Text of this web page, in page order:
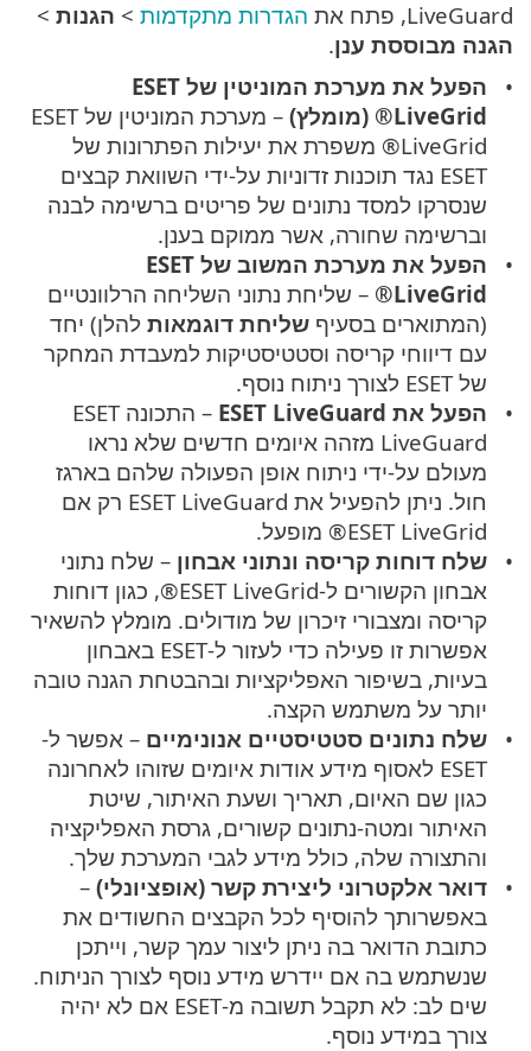
LiveGuard, פתח את הגדרות מתקדמות > הגנות >
הגנה מבוססת ענן.
הפעל את מערכת המוניטין של ESET
LiveGrid® (מומלץ)
– מערכת המוניטין של ESET
LiveGrid® משפרת את יעילות הפתרונות של
ESET נגד תוכנות זדוניות על-ידי השוואת קבצים
שנסרקו למסד נתונים של פריטים ברשימה לבנה
וברשימה שחורה, אשר ממוקם בענן.
הפעל את מערכת המשוב של ESET
LiveGrid®
– שליחת נתוני השליחה הרלוונטיים
(המתוארים בסעיףשליחת דוגמאות להלן) יחד
עם דיווחי קריסה וסטטיסטיקות למעבדת המחקר
של ESET לצורך ניתוח נוסף.
הפעל את ESET LiveGuard
– התכונה ESET
LiveGuard מזהה איומים חדשים שלא נראו
מעולם על-ידי ניתוח אופן הפעולה שלהם בארגז
חול. ניתן להפעיל את ESET LiveGuard רק אם
ESET LiveGrid® מופעל.
שלח דוחות קריסה ונתוני אבחון – שלח נתוני
אבחון הקשורים ל-ESET LiveGrid®, כגון דוחות
קריסה ומצבורי זיכרון של מודולים. מומלץ להשאיר
אפשרות זו פעילה כדי לעזור ל-ESET באבחון
בעיות, בשיפור האפליקציות ובהבטחת הגנה טובה
יותר על משתמש הקצה.
שלח נתונים סטטיסטיים אנונימיים – אפשר ל-
ESET לאסוף מידע אודות איומים שזוהו לאחרונה
כגון שם האיום, תאריך ושעת האיתור, שיטת
האיתור ומטה-נתונים קשורים, גרסת האפליקציה
והתצורה שלה, כולל מידע לגבי המערכת שלך.
דואר אלקטרוני ליצירת קשר (אופציונלי) –
באפשרותך להוסיף לכל הקבצים החשודים את
כתובת הדואר בה ניתן ליצור עמך קשר, וייתכן
שנשתמש בה אם יידרש מידע נוסף לצורך הניתוח.
שים לב: לא תקבל תשובה מ-ESET אם לא יהיה
צורך במידע נוסף.